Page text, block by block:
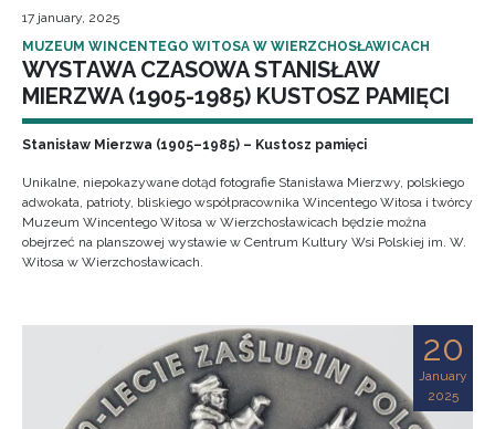
17 january, 2025
MUZEUM WINCENTEGO WITOSA W WIERZCHOSŁAWICACH
WYSTAWA CZASOWA STANISŁAW
MIERZWA (1905-1985) KUSTOSZ PAMIĘCI
Stanisław Mierzwa (1905–1985) – Kustosz pamięci
Unikalne, niepokazywane dotąd fotografie Stanisława Mierzwy, polskiego
adwokata, patrioty, bliskiego współpracownika Wincentego Witosa i twórcy
Muzeum Wincentego Witosa w Wierzchosławicach będzie można
obejrzeć na planszowej wystawie w Centrum Kultury Wsi Polskiej im. W.
Witosa w Wierzchosławicach.
20
January
2025